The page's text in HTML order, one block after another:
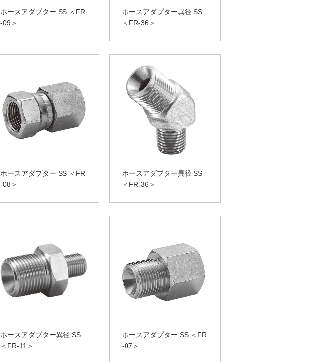
ホースアダプター SS ＜FR
-09＞
ホースアダプター異径 SS
＜FR-36＞
ホースアダプター SS ＜FR
-08＞
ホースアダプター異径 SS
＜FR-36＞
ホースアダプター異径 SS
＜FR-11＞
ホースアダプター SS ＜FR
-07＞